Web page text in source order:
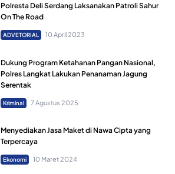
Polresta Deli Serdang Laksanakan Patroli Sahur
On The Road
ADVETORIAL 10 April 2023
Dukung Program Ketahanan Pangan Nasional,
Polres Langkat Lakukan Penanaman Jagung
Serentak
Kriminal 7 Agustus 2025
Menyediakan Jasa Maket di Nawa Cipta yang
Terpercaya
Ekonomi 10 Maret 2024